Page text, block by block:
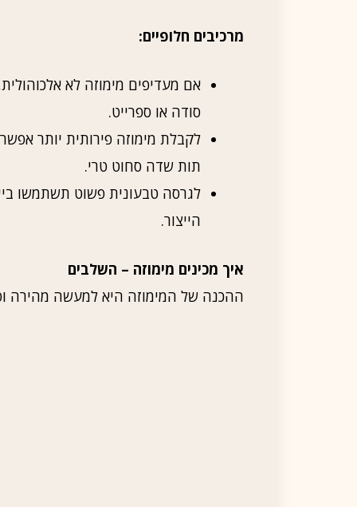
מרכיבים חלופיים:
אם מעדיפים מימוזה לא
סודה או ספרייט.
לקבלת מימוזה פירותית יותר
תות שדה סחוט טרי.
לגרסה טבעונית פשוט תשתמשו
הייצור.
איך מכינים מימוזה – השלבים
ההכנה של המימוזה היא למעשה מהירה